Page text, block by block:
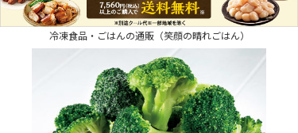
冷凍食品・ごはんの通販（笑顔の晴れごはん）